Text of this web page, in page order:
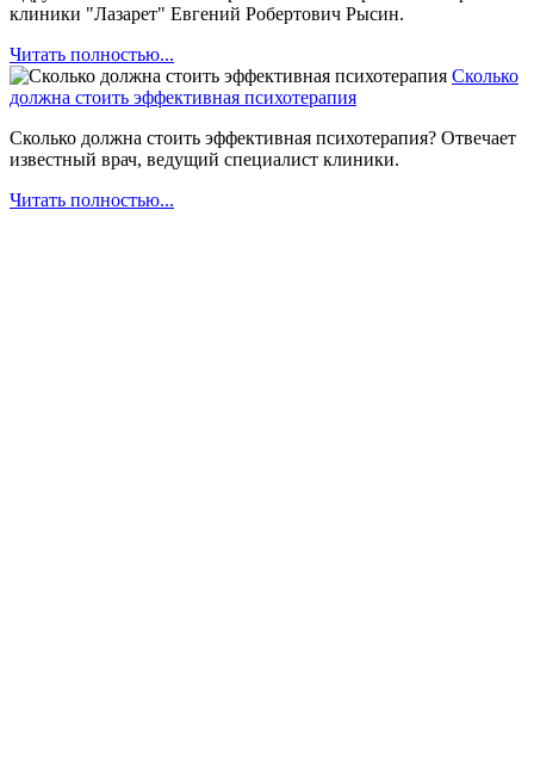
клиники "Лазарет" Евгений Робертович Рысин.
Читать полностью...
Сколько
должна стоить эффективная психотерапия
Сколько должна стоить эффективная психотерапия? Отвечает
известный врач, ведущий специалист клиники.
Читать полностью...